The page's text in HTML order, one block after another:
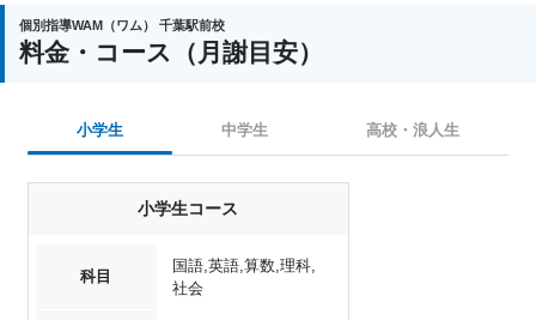
個別指導WAM（ワム） 千葉駅前校
料金・コース（月謝目安）
小学生 中学生 高校・浪人生
小学生コース
科目
国語,英語,算数,理科,
社会